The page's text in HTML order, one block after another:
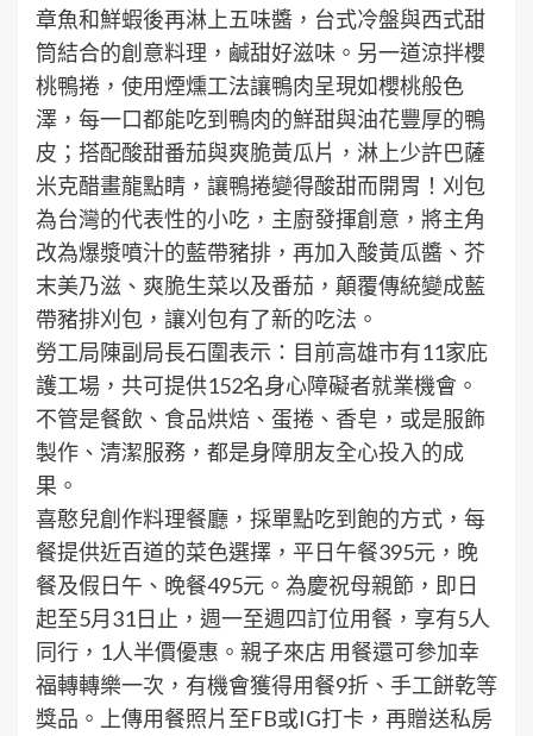
章魚和鮮蝦後再淋上五味醬，台式冷盤與西式甜
筒結合的創意料理，鹹甜好滋味。另一道涼拌櫻
桃鴨捲，使用煙燻工法讓鴨肉呈現如櫻桃般色
澤，每一口都能吃到鴨肉的鮮甜與油花豐厚的鴨
皮；搭配酸甜番茄與爽脆黃瓜片，淋上少許巴薩
米克醋畫龍點睛，讓鴨捲變得酸甜而開胃！刈包
為台灣的代表性的小吃，主廚發揮創意，將主角
改為爆漿噴汁的藍帶豬排，再加入酸黃瓜醬、芥
末美乃滋、爽脆生菜以及番茄，顛覆傳統變成藍
帶豬排刈包，讓刈包有了新的吃法。
勞工局陳副局長石圍表示：目前高雄市有11家庇
護工場，共可提供152名身心障礙者就業機會。
不管是餐飲、食品烘焙、蛋捲、香皂，或是服飾
製作、清潔服務，都是身障朋友全心投入的成
果。
喜憨兒創作料理餐廳，採單點吃到飽的方式，每
餐提供近百道的菜色選擇，平日午餐395元，晚
餐及假日午、晚餐495元。為慶祝母親節，即日
起至5月31日止，週一至週四訂位用餐，享有5人
同行，1人半價優惠。親子來店 用餐還可參加幸
福轉轉樂一次，有機會獲得用餐9折、手工餅乾等
獎品。上傳用餐照片至FB或IG打卡，再贈送私房